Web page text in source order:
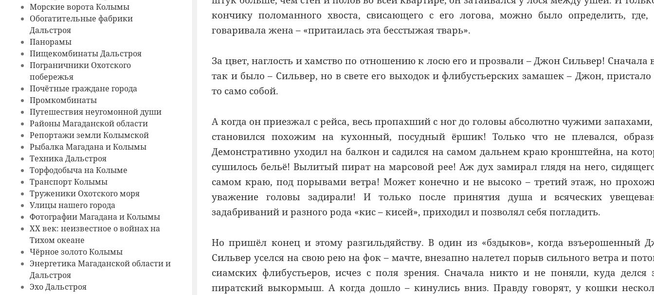
Морские ворота Колымы
Обогатительные фабрики
Дальстроя
Панорамы
Пищекомбинаты Дальстроя
Пограничники Охотского
побережья
Почётные граждане города
Промкомбинаты
Путешествия неугомонной души
Районы Магаданской области
Репортажи земли Колымской
Рыбалка Магадана и Колымы
Техника Дальстроя
Торфодобыча на Колыме
Транспорт Колымы
Труженики Охотского моря
Улицы нашего города
Фотографии Магадана и Колымы
ХХ век: неизвестное о войнах на
Тихом океане
Чёрное золото Колымы
Энергетика Магаданской области и
Дальстроя
Эхо Дальстроя
кончику поломанного хвоста, свисающего с его логова, можно было определить, где,
говаривала жена – «притаилась эта бесстыжая тварь».
За цвет, наглость и хамство по отношению к лосю его и прозвали – Джон Сильвер! Сначала
так и было – Сильвер, но в свете его выходок и флибустьерских замашек – Джон, пристало
то само собой.
А когда он приезжал с рейса, весь пропахший с ног до головы абсолютно чужими запахами,
становился похожим на кухонный, посудный ёршик! Только что не плевался,
Демонстративно уходил на балкон и садился на самом дальнем краю кронштейна, на
сушилось бельё! Вылитый пират на марсовой рее! Аж дух замирал глядя на него,
самом краю, под порывами ветра! Может конечно и не высоко – третий этаж, но
уважение головы задирали! И только после принятия душа и всяческих
задабриваний и разного рода «кис – кисей», приходил и позволял себя погладить.
Но пришёл конец и этому разгильдяйству. В один из «бздыков», когда взъерошенный
Сильвер уселся на свою рею на фок – мачте, внезапно налетел порыв сильного ветра и
сиамских флибустьеров, исчез с поля зрения. Сначала никто и не поняли, куда делся
пиратский выкормыш. А когда дошло – кинулись вниз. Правду говорят, у кошки